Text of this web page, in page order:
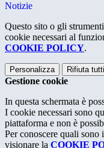
Notizie
Questo sito o gli
cookie necessari al
COOKIE POLICY.
Personalizza Rifiuta tutti
Gestione cookie
In questa schermata è
I cookie necessari sono
piattaforma e non è
Per conoscere quali sono
visionare la COOKIE